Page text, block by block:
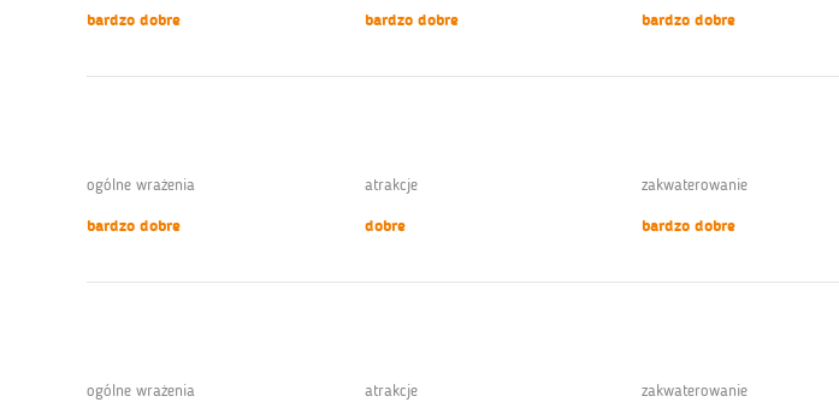
bardzo dobre
bardzo dobre
bardzo dobre
ogólne wrażenia
bardzo dobre
atrakcje
dobre
zakwaterowanie
bardzo dobre
ogólne wrażenia
atrakcje
zakwaterowanie